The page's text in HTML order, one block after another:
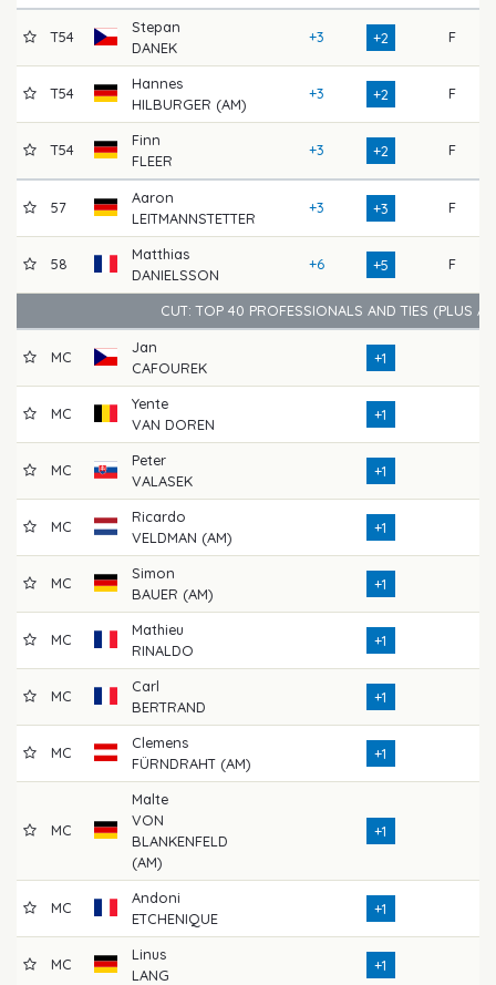
T54
Stepan
DANEK
+3 +2 F
T54
Hannes
HILBURGER (AM)
+3 +2 F
T54
Finn
FLEER
+3 +2 F
57
Aaron
LEITMANNSTETTER
+3 +3 F
58
Matthias
DANIELSSON
+6 +5 F
CUT: TOP 40 PROFESSIONALS AND TIES (PLUS
MC
Jan
CAFOUREK
+1
MC
Yente
VAN DOREN
+1
MC
Peter
VALASEK
+1
MC
Ricardo
VELDMAN (AM)
+1
MC
Simon
BAUER (AM)
+1
MC
Mathieu
RINALDO
+1
MC
Carl
BERTRAND
+1
MC
Clemens
FÜRNDRAHT (AM)
+1
MC
Malte
VON
BLANKENFELD
(AM)
+1
MC
Andoni
ETCHENIQUE
+1
MC
Linus
LANG
+1